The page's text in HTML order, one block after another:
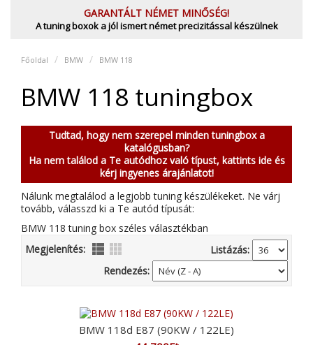
GARANTÁLT NÉMET MINŐSÉG!
A tuning boxok a jól ismert német precizitással készülnek
Főoldal BMW BMW 118
BMW 118 tuningbox
Tudtad, hogy nem szerepel minden tuningbox a
katalógusban?
Ha nem találod a Te autódhoz való típust, kattints ide és
kérj ingyenes árajánlatot!
Nálunk megtalálod a legjobb tuning készülékeket. Ne várj
tovább, válasszd ki a Te autód típusát:
BMW 118 tuning box széles választékban
Megjelenítés:
Listázás:
Rendezés:
BMW 118d E87 (90KW / 122LE)